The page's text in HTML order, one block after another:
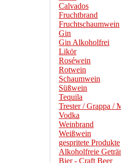
Calvados
Fruchtbrand
Fruchtschaumwein
Gin
Gin Alkoholfrei
Likör
Roséwein
Rotwein
Schaumwein
Süßwein
Tequila
Trester / Grappa /
Vodka
Weinbrand
Weißwein
gespritete Produkte
Alkoholfreie
Bier - Craft Beer